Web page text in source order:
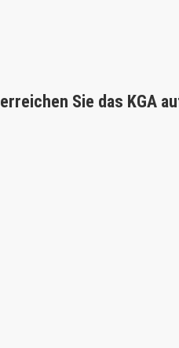
Sie das KGA